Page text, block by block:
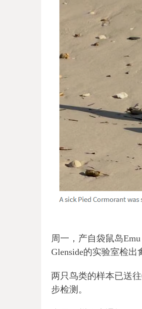
周一，产自袋鼠岛
Glenside的实验室检出
两只鸟类的样本已送
步检测。